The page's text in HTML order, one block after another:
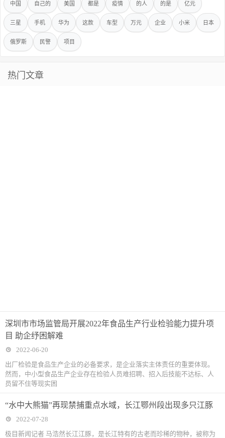
中国 自己的 美国 都是 疫情 的人 的是 亿元
三星 手机 华为 这款 车型 万元 企业 小米 日本
俄罗斯 民警 项目
热门文章
深圳市市场监管局开展2022年食品生产行业检验能力提升项
目 助企纾困解难
2022-06-20
出厂检验是食品生产企业的必备要求，是企业落实主体责任的重要体现。
然而，中小型食品生产企业存在检验人员难招聘、招入后技能不达标、人
员留不住等现实困
“水中大熊猫”再现禁捕重点水域，长江鄂州段出现多只江豚
2022-07-28
极目新闻记者 马浩然长江江豚，是长江特有的古老而珍稀的物种，被称为